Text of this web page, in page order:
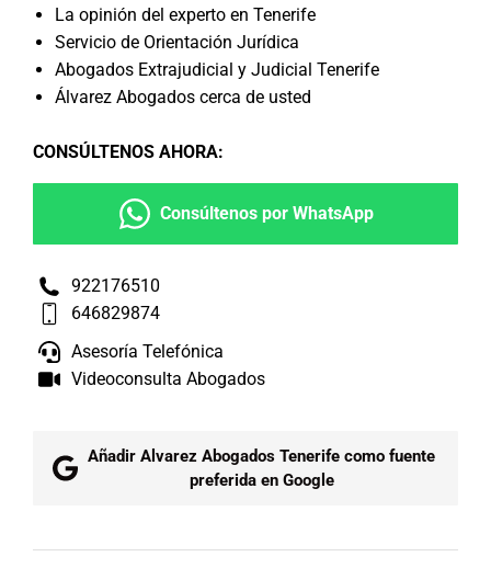
La opinión del experto en Tenerife
Servicio de Orientación Jurídica
Abogados Extrajudicial y Judicial Tenerife
Álvarez Abogados cerca de usted
CONSÚLTENOS AHORA:
Consúltenos por WhatsApp
922176510
646829874
Asesoría Telefónica
Videoconsulta Abogados
Añadir Alvarez Abogados Tenerife como fuente
preferida en Google